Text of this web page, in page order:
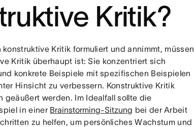
Kritik?
Kritik formuliert und annimmt, müssen
Kritik überhaupt ist: Sie konzentriert sich
konkrete Beispiele mit spezifischen Beispielen
Hinsicht zu verbessern. Konstruktive Kritik
werden. Im Idealfall sollte die
in einer Brainstorming-Sitzung bei der Arbeit
zu helfen, um persönliches Wachstum und